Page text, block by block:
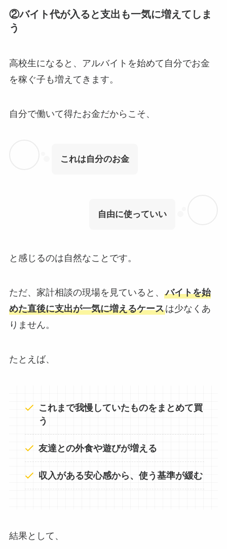
②バイト代が入ると支出も一気に増えてしま
う
高校生になると、アルバイトを始めて自分でお金
を稼ぐ子も増えてきます。
自分で働いて得たお金だからこそ、
これは自分のお金
自由に使っていい
と感じるのは自然なことです。
ただ、家計相談の現場を見ていると、 バイトを始
めた直後に支出が一気に増えるケースは少なくあ
りません。
たとえば、
これまで我慢していたものをまとめて買
う
友達との外食や遊びが増える
収入がある安心感から、使う基準が緩む
結果として、